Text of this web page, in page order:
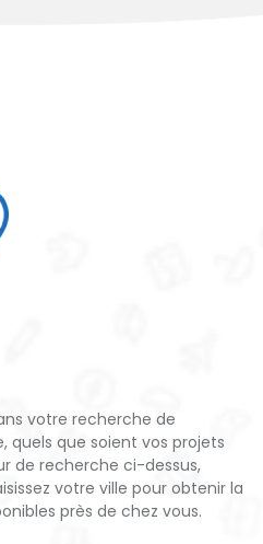
votre recherche de
quels que soient vos projets
de recherche ci-dessus,
votre ville pour obtenir la
près de chez vous.